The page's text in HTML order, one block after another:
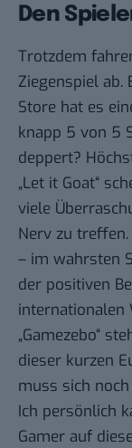
Den
Trotzdem
Ziegenspiel ab.
Store hat es
knapp 5 von 5
deppert?
„Let it Goat“
viele
Nerv zu treffen.
– im wahrsten
der positiven
internationalen
„Gamezebo“
dieser kurzen
muss sich noch
Ich persönlich
Gamer auf